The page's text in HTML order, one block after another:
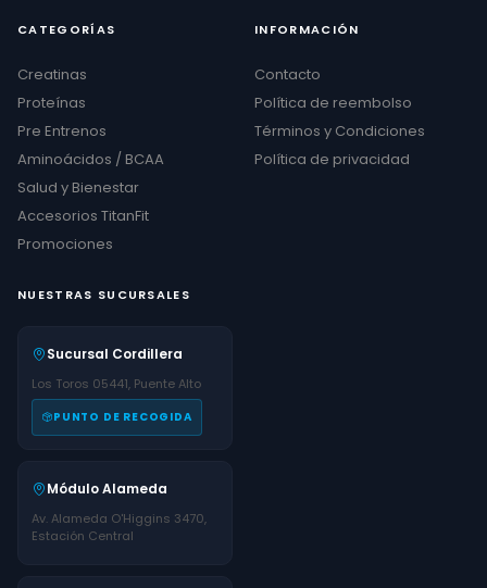
CATEGORÍAS
Creatinas
Proteínas
Pre Entrenos
Aminoácidos / BCAA
Salud y Bienestar
Accesorios TitanFit
Promociones
INFORMACIÓN
Contacto
Política de reembolso
Términos y Condiciones
Política de privacidad
NUESTRAS SUCURSALES
Sucursal Cordillera
Los Toros 05441, Puente Alto
PUNTO DE RECOGIDA
Módulo Alameda
Av. Alameda O'Higgins 3470,
Estación Central